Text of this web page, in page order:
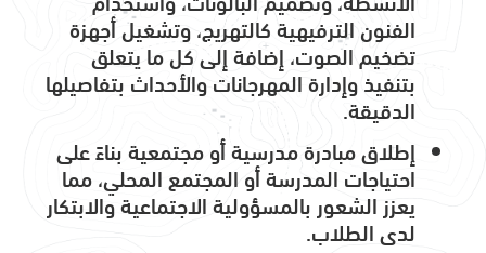
الفنون الترفيهية كالتهريج، وتشغيل أجهزة
تضخيم الصوت، إضافة إلى كل ما يتعلق
بتنفيذ وإدارة المهرجانات والأحداث بتفاصيلها
الدقيقة.
إطلاق مبادرة مدرسية أو مجتمعية بناءً على
احتياجات المدرسة أو المجتمع المحلي، مما
يعزز الشعور بالمسؤولية الاجتماعية والابتكار
لدى الطلاب.